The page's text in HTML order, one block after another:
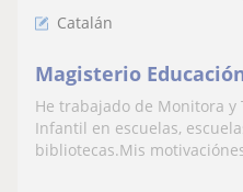
Catalán
Magisterio
He trabajado de Monitora y
Infantil en escuelas,
bibliotecas.Mis